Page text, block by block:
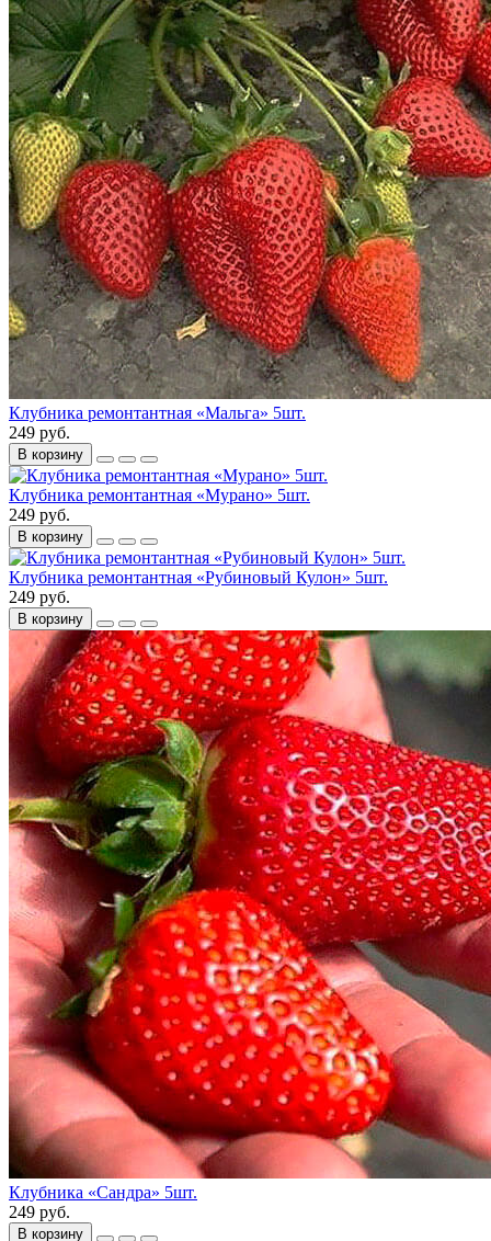
Клубника ремонтантная «Мальга» 5шт.
249 руб.
В корзину
Клубника ремонтантная «Мурано» 5шт.
249 руб.
В корзину
Клубника ремонтантная «Рубиновый Кулон» 5шт.
249 руб.
В корзину
Клубника «Сандра» 5шт.
249 руб.
В корзину